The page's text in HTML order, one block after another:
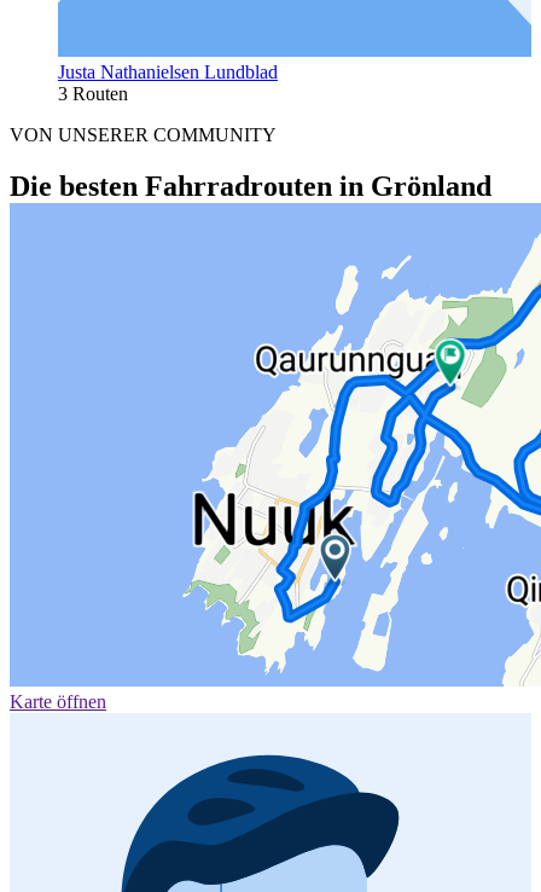
Justa Nathanielsen Lundblad
3 Routen
VON UNSERER COMMUNITY
Die besten Fahrradrouten in Grönland
Karte öffnen